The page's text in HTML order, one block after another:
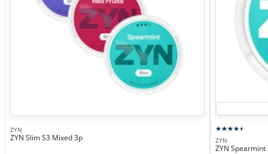
ZYN
ZYN Slim S3 Mixed 3p ZYN
ZYN